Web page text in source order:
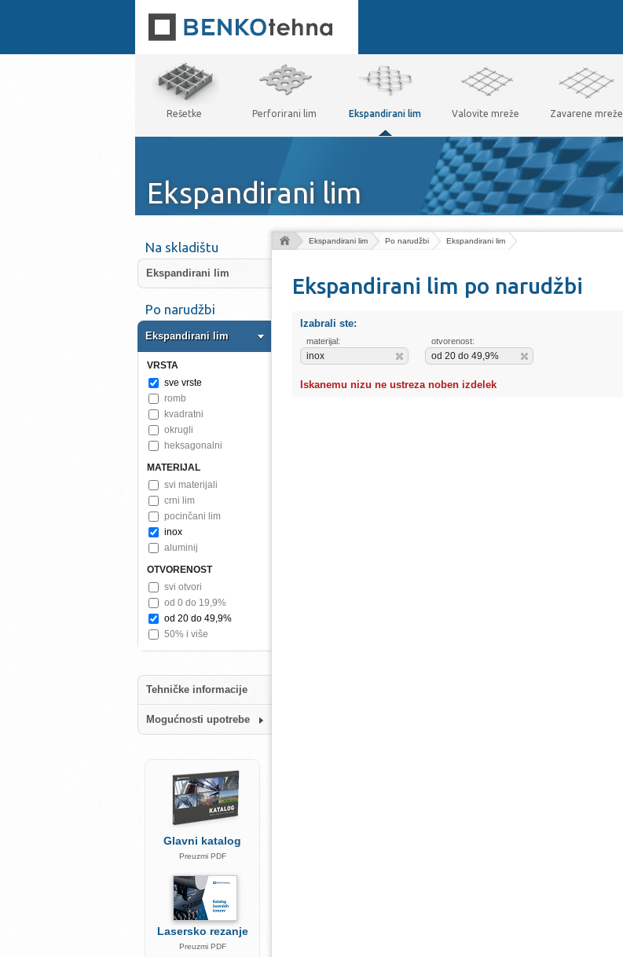
Rešetke Perforirani lim Ekspandirani lim Valovite mreže Zavarene mreže
Ekspandirani lim
Ekspandirani lim Po narudžbi Ekspandirani lim
Ekspandirani lim po narudžbi
Izabrali ste:
materijal:
inox
otvorenost:
od 20 do 49,9%
Iskanemu nizu ne ustreza noben izdelek
Na skladištu
Ekspandirani lim
Po narudžbi
Ekspandirani lim
VRSTA
sve vrste
romb
kvadratni
okrugli
heksagonalni
MATERIJAL
svi materijali
crni lim
pocinčani lim
inox
aluminij
OTVORENOST
svi otvori
od 0 do 19,9%
od 20 do 49,9%
50% i više
Tehničke informacije
Mogućnosti upotrebe
Glavni katalog
Preuzmi PDF
Lasersko rezanje
Preuzmi PDF